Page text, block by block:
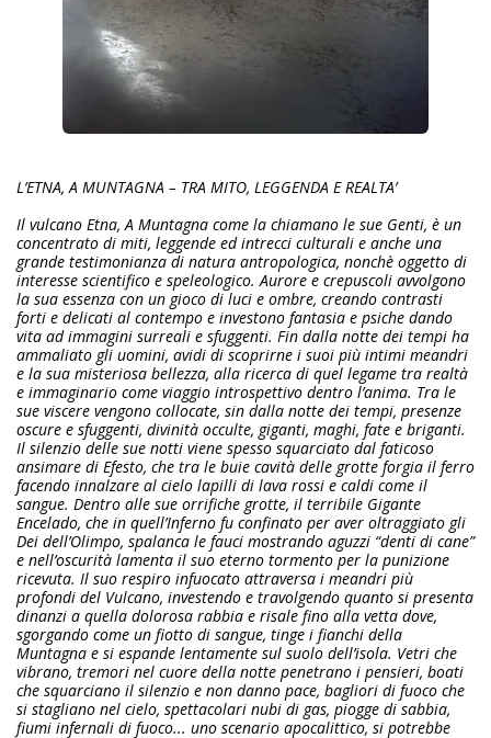
L’ETNA, A MUNTAGNA – TRA MITO, LEGGENDA E REALTA’
Il vulcano Etna, A Muntagna come la chiamano le sue Genti, è un
concentrato di miti, leggende ed intrecci culturali e anche una
grande testimonianza di natura antropologica, nonchè oggetto di
interesse scientifico e speleologico. Aurore e crepuscoli avvolgono
la sua essenza con un gioco di luci e ombre, creando contrasti
forti e delicati al contempo e investono fantasia e psiche dando
vita ad immagini surreali e sfuggenti. Fin dalla notte dei tempi ha
ammaliato gli uomini, avidi di scoprirne i suoi più intimi meandri
e la sua misteriosa bellezza, alla ricerca di quel legame tra realtà
e immaginario come viaggio introspettivo dentro l’anima. Tra le
sue viscere vengono collocate, sin dalla notte dei tempi, presenze
oscure e sfuggenti, divinità occulte, giganti, maghi, fate e briganti.
Il silenzio delle sue notti viene spesso squarciato dal faticoso
ansimare di Efesto, che tra le buie cavità delle grotte forgia il ferro
facendo innalzare al cielo lapilli di lava rossi e caldi come il
sangue. Dentro alle sue orrifiche grotte, il terribile Gigante
Encelado, che in quell’Inferno fu confinato per aver oltraggiato gli
Dei dell’Olimpo, spalanca le fauci mostrando aguzzi “denti di cane”
e nell’oscurità lamenta il suo eterno tormento per la punizione
ricevuta. Il suo respiro infuocato attraversa i meandri più
profondi del Vulcano, investendo e travolgendo quanto si presenta
dinanzi a quella dolorosa rabbia e risale fino alla vetta dove,
sgorgando come un fiotto di sangue, tinge i fianchi della
Muntagna e si espande lentamente sul suolo dell’isola. Vetri che
vibrano, tremori nel cuore della notte penetrano i pensieri, boati
che squarciano il silenzio e non danno pace, bagliori di fuoco che
si stagliano nel cielo, spettacolari nubi di gas, piogge di sabbia,
fiumi infernali di fuoco... uno scenario apocalittico, si potrebbe